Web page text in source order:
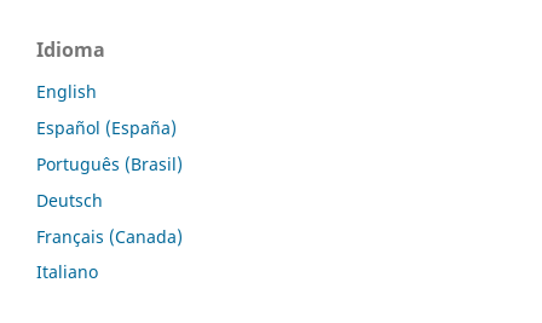
Idioma
English
Español (España)
Português (Brasil)
Deutsch
Français (Canada)
Italiano